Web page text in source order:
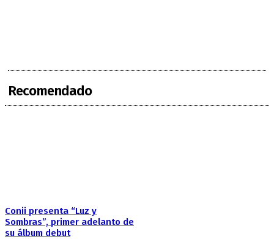
Recomendado
Conii presenta “Luz y
Sombras”, primer adelanto de
su álbum debut